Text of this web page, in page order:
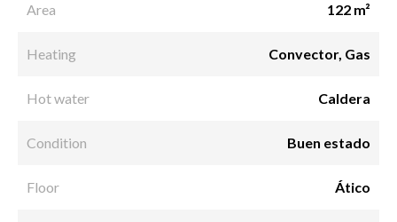
Area 122 m²
Heating Convector, Gas
Hot water Caldera
Condition Buen estado
Floor Ático